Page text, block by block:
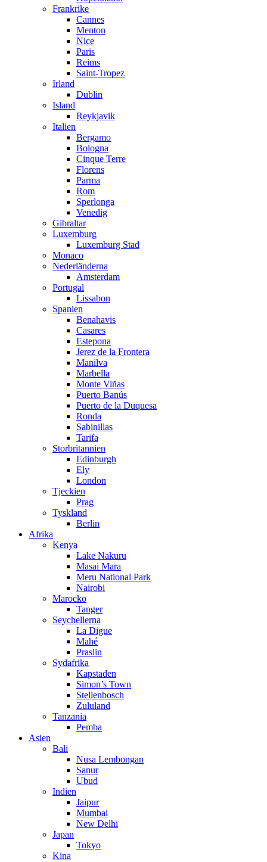
Frankrike
Cannes
Menton
Nice
Paris
Reims
Saint-Tropez
Irland
Dublin
Island
Reykjavik
Italien
Bergamo
Bologna
Cinque Terre
Florens
Parma
Rom
Sperlonga
Venedig
Gibraltar
Luxemburg
Luxemburg Stad
Monaco
Nederländerna
Amsterdam
Portugal
Lissabon
Spanien
Benahavis
Casares
Estepona
Jerez de la Frontera
Manilva
Marbella
Monte Viñas
Puerto Banús
Puerto de la Duquesa
Ronda
Sabinillas
Tarifa
Storbritannien
Edinburgh
Ely
London
Tjeckien
Prag
Tyskland
Berlin
Afrika
Kenya
Lake Nakuru
Masai Mara
Meru National Park
Nairobi
Marocko
Tanger
Seychellerna
La Digue
Mahé
Praslin
Sydafrika
Kapstaden
Simon’s Town
Stellenbosch
Zululand
Tanzania
Pemba
Asien
Bali
Nusa Lembongan
Sanur
Ubud
Indien
Jaipur
Mumbai
New Delhi
Japan
Tokyo
Kina